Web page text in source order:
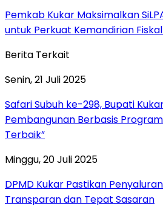
Pemkab Kukar Maksimalkan
untuk Perkuat Kemandirian
Berita Terkait
Senin, 21 Juli 2025
Safari Subuh ke-298, Bupati
Pembangunan Berbasis
Terbaik”
Minggu, 20 Juli 2025
DPMD Kukar Pastikan
Transparan dan Tepat Sasaran